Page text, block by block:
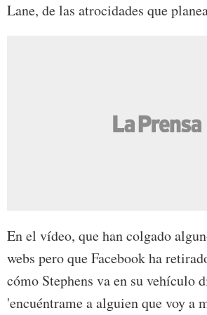
Lane, de las atrocidades que
En el vídeo, que han colgado
webs pero que Facebook ha
cómo Stephens va en su vehículo
'encuéntrame a alguien que voy a